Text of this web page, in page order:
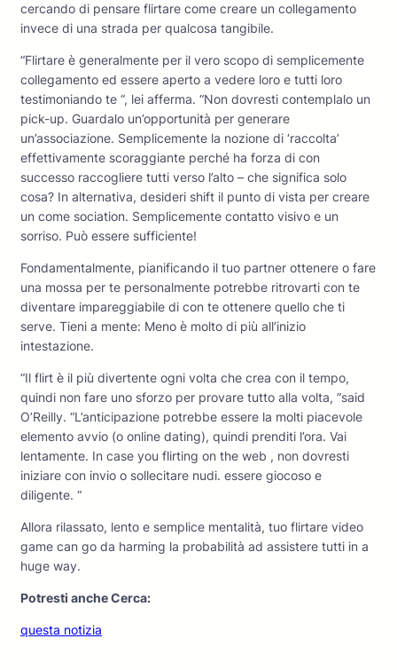
cercando di pensare flirtare come creare un collegamento
invece di una strada per qualcosa tangibile.
“Flirtare è generalmente per il vero scopo di semplicemente
collegamento ed essere aperto a vedere loro e tutti loro
testimoniando te “, lei afferma. “Non dovresti contemplalo un
pick-up. Guardalo un’opportunità per generare
un’associazione. Semplicemente la nozione di ‘raccolta’
effettivamente scoraggiante perché ha forza di con
successo raccogliere tutti verso l’alto – che significa solo
cosa? In alternativa, desideri shift il punto di vista per creare
un come sociation. Semplicemente contatto visivo e un
sorriso. Può essere sufficiente!
Fondamentalmente, pianificando il tuo partner ottenere o fare
una mossa per te personalmente potrebbe ritrovarti con te
diventare impareggiabile di con te ottenere quello che ti
serve. Tieni a mente: Meno è molto di più all’inizio
intestazione.
“Il flirt è il più divertente ogni volta che crea con il tempo,
quindi non fare uno sforzo per provare tutto alla volta, “said
O’Reilly. “L’anticipazione potrebbe essere la molti piacevole
elemento avvio (o online dating), quindi prenditi l’ora. Vai
lentamente. In case you flirting on the web , non dovresti
iniziare con invio o sollecitare nudi. essere giocoso e
diligente. “
Allora rilassato, lento e semplice mentalità, tuo flirtare video
game can go da harming la probabilità ad assistere tutti in a
huge way.
Potresti anche Cerca:
questa notizia